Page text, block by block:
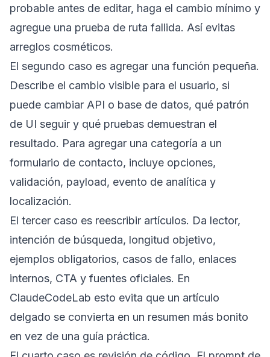
probable antes de editar, haga el cambio mínimo y
agregue una prueba de ruta fallida. Así evitas
arreglos cosméticos.
El segundo caso es agregar una función pequeña.
Describe el cambio visible para el usuario, si
puede cambiar API o base de datos, qué patrón
de UI seguir y qué pruebas demuestran el
resultado. Para agregar una categoría a un
formulario de contacto, incluye opciones,
validación, payload, evento de analítica y
localización.
El tercer caso es reescribir artículos. Da lector,
intención de búsqueda, longitud objetivo,
ejemplos obligatorios, casos de fallo, enlaces
internos, CTA y fuentes oficiales. En
ClaudeCodeLab esto evita que un artículo
delgado se convierta en un resumen más bonito
en vez de una guía práctica.